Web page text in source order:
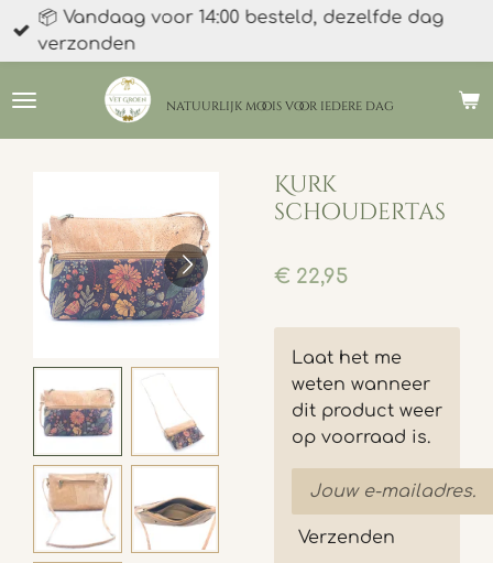
Ga
direct
de
natuurlijk moois voor iedere dag
📦 Vandaag voor 14:00 besteld, dezelfde dag
verzonden
Kurk
schoudertas
€ 22,95
Laat het me
weten wanneer
dit product weer
op voorraad is.
Verzenden